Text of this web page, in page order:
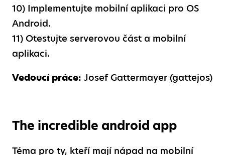
10) Implementujte mobilní aplikaci pro OS
Android.
11) Otestujte serverovou část a mobilní
aplikaci.
Vedoucí práce: Josef Gattermayer (gattejos)
The incredible android app
Téma pro ty, kteří mají nápad na mobilní